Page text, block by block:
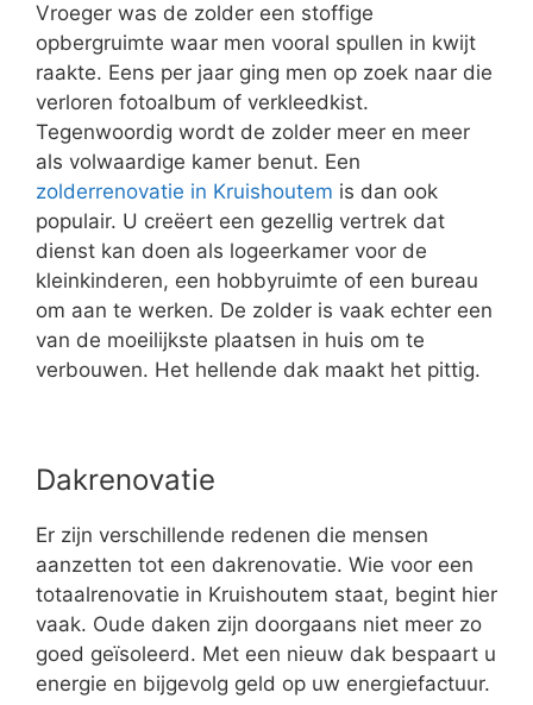
Vroeger was de zolder een stoffige
opbergruimte waar men vooral spullen in kwijt
raakte. Eens per jaar ging men op zoek naar die
verloren fotoalbum of verkleedkist.
Tegenwoordig wordt de zolder meer en meer
als volwaardige kamer benut. Een
zolderrenovatie in Kruishoutem is dan ook
populair. U creëert een gezellig vertrek dat
dienst kan doen als logeerkamer voor de
kleinkinderen, een hobbyruimte of een bureau
om aan te werken. De zolder is vaak echter een
van de moeilijkste plaatsen in huis om te
verbouwen. Het hellende dak maakt het pittig.
Dakrenovatie
Er zijn verschillende redenen die mensen
aanzetten tot een dakrenovatie. Wie voor een
totaalrenovatie in Kruishoutem staat, begint hier
vaak. Oude daken zijn doorgaans niet meer zo
goed geïsoleerd. Met een nieuw dak bespaart u
energie en bijgevolg geld op uw energiefactuur.